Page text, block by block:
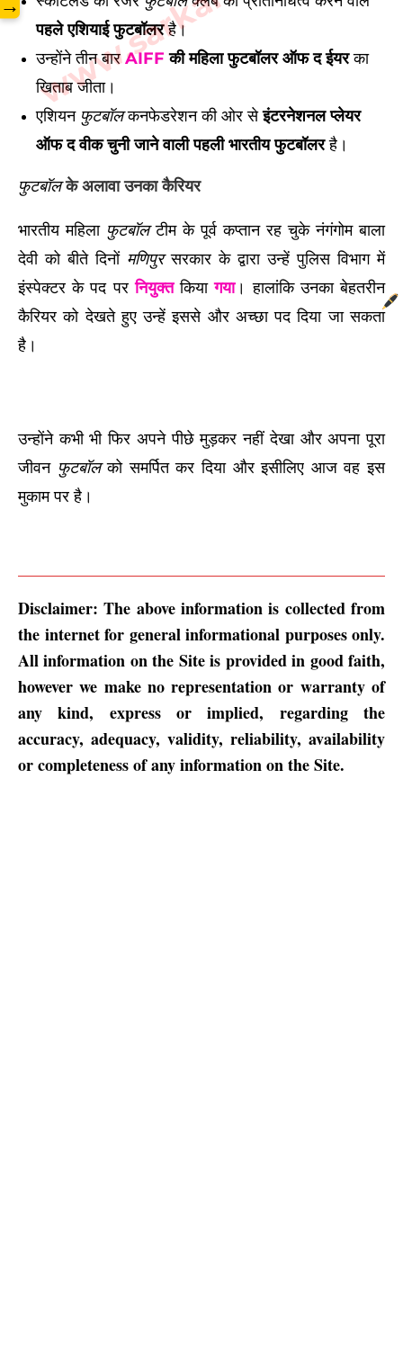
पहले एशियाई फुटबॉलरहै।
उन्होंने तीन बारAIFF की महिला फुटबॉलर ऑफ द ईयरका
खिताब जीता।
एशियन फुटबॉलकनफेडरेशन की ओर सेइंटरनेशनल प्लेयर
ऑफ द वीक चुनी जाने वाली पहली भारतीय फुटबॉलरहै।
फुटबॉलके अलावा उनका कैरियर
भारतीय महिला फुटबॉलटीम के पूर्व कप्तान रह चुके नंगंगोम बाला
देवी को बीते दिनों मणिपुरसरकार के द्वारा उन्हें पुलिस विभाग में
इंस्पेक्टर के पद परनियुक्तकियागया।हालांकि उनका बेहतरीन
कैरियर को देखते हुए उन्हें इससे और अच्छा पद दिया जा सकता
है।
उन्होंने कभी भी फिर अपने पीछे मुड़कर नहीं देखा और अपना पूरा
जीवन फुटबॉलको समर्पित कर दिया और इसीलिए आज वह इस
मुकाम पर है।
Disclaimer: The above information is collected from
the internet for general informational purposes only.
All information on the Site is provided in good faith,
however we make no representation or warranty of
any kind, express or implied, regarding the
accuracy, adequacy, validity, reliability, availability
or completeness of any information on the Site.
→